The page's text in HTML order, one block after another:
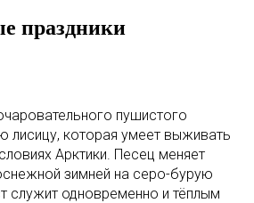
праздники
пушистого
лисицу, которая умеет выживать
Арктики. Песец меняет
зимней на серо-бурую
служит одновременно и тёплым